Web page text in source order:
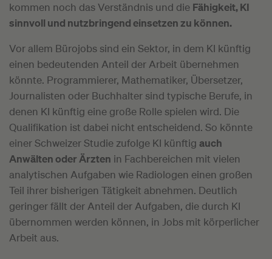
kommen noch das Verständnis und die Fähigkeit, KI
sinnvoll und nutzbringend einsetzen zu können.
Vor allem Bürojobs sind ein Sektor, in dem KI künftig
einen bedeutenden Anteil der Arbeit übernehmen
könnte. Programmierer, Mathematiker, Übersetzer,
Journalisten oder Buchhalter sind typische Berufe, in
denen KI künftig eine große Rolle spielen wird. Die
Qualifikation ist dabei nicht entscheidend. So könnte
einer Schweizer Studie zufolge KI künftig auch
Anwälten oder Ärzten in Fachbereichen mit vielen
analytischen Aufgaben wie Radiologen einen großen
Teil ihrer bisherigen Tätigkeit abnehmen. Deutlich
geringer fällt der Anteil der Aufgaben, die durch KI
übernommen werden können, in Jobs mit körperlicher
Arbeit aus.